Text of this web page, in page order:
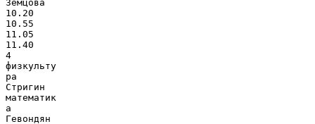
Земцова
10.20
10.55
11.05
11.40
4
физкульту
ра
Стригин
математик
а
Гевондян